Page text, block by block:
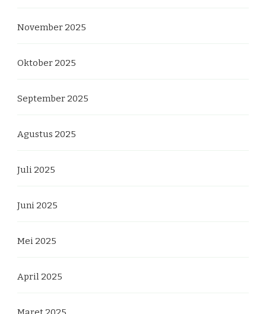
November 2025
Oktober 2025
September 2025
Agustus 2025
Juli 2025
Juni 2025
Mei 2025
April 2025